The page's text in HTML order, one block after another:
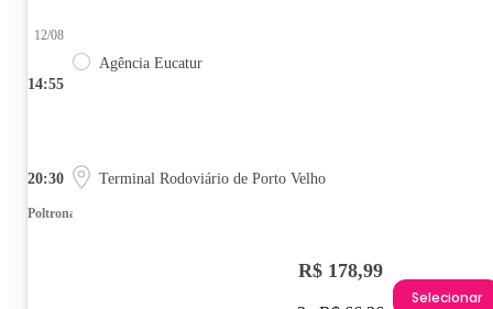
14:55
12/08
Agência Eucatur
20:30 Terminal Rodoviário de Porto Velho
Poltrona
R$ 178,99
Selecionar